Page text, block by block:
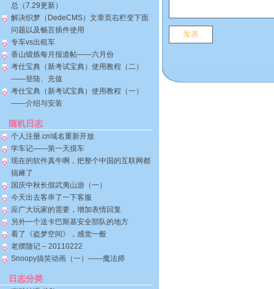
总（7.29更新）
解决织梦（DedeCMS）文章页右栏变下面
问题以及畅言插件使用
专车vs出租车
香山锻炼每月报道帖——六月份
考仕宝典（新考试宝典）使用教程（二）
——登陆、充值
考仕宝典（新考试宝典）使用教程（一）
——介绍与安装
随机日志
个人注册.cn域名重新开放
学车记——第一天摸车
现在的软件真牛啊，把整个中国的互联网都
搞瘫了
国庆中秋长假武夷山游（一）
今天出去客串了一下客服
应广大玩家的需要，增加表情回复
另外一个送卡巴斯基安全部队的地方
看了《盗梦空间》，感觉一般
老摆随记 – 20110222
Snoopy搞笑动画（一）——魔法师
日志分类